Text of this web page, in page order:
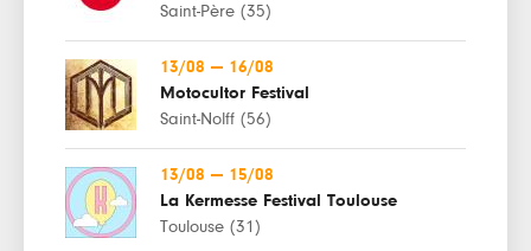
Saint-Père (35)
13/08 — 16/08
Motocultor Festival
Saint-Nolff (56)
13/08 — 15/08
La Kermesse Festival Toulouse
Toulouse (31)